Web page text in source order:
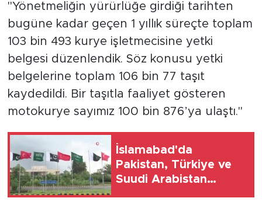
"Yönetmeliğin yürürlüğe girdiği tarihten
bugüne kadar geçen 1 yıllık süreçte toplam
103 bin 493 kurye işletmecisine yetki
belgesi düzenlendik. Söz konusu yetki
belgelerine toplam 106 bin 77 taşıt
kaydedildi. Bir taşıtla faaliyet gösteren
motokurye sayımız 100 bin 876’ya ulaştı."
İslamabad'da
Pakistan, Türkiye ve
Suudi Arabistan